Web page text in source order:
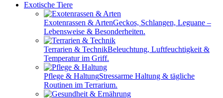
Exotische Tiere
Exotenrassen & ArtenGeckos, Schlangen, Leguane –
Lebensweise & Besonderheiten.
Terrarien & TechnikBeleuchtung, Luftfeuchtigkeit &
Temperatur im Griff.
Pflege & HaltungStressarme Haltung & tägliche
Routinen im Terrarium.